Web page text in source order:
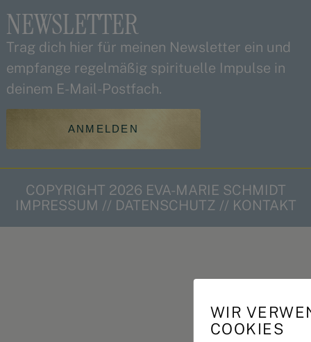
NEWSLETTER
Trag dich hier für meinen Newsletter ein und
empfange regelmäßig spirituelle Impulse in
deinem E-Mail-Postfach.
ANMELDEN
COPYRIGHT 2026 EVA-MARIE SCHMIDT
IMPRESSUM // DATENSCHUTZ // KONTAKT
WIR
COOKIES